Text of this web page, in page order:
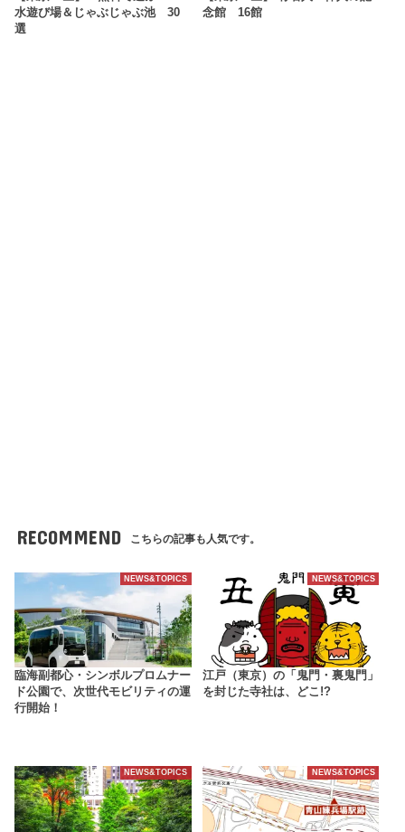
水遊び場＆じゃぶじゃぶ池 30
選
念館 16館
RECOMMEND こちらの記事も人気です。
NEWS&TOPICS
臨海副都心・シンボルプロムナー
ド公園で、次世代モビリティの運
行開始！
NEWS&TOPICS
江戸（東京）の「鬼門・裏鬼門」
を封じた寺社は、どこ!?
NEWS&TOPICS NEWS&TOPICS